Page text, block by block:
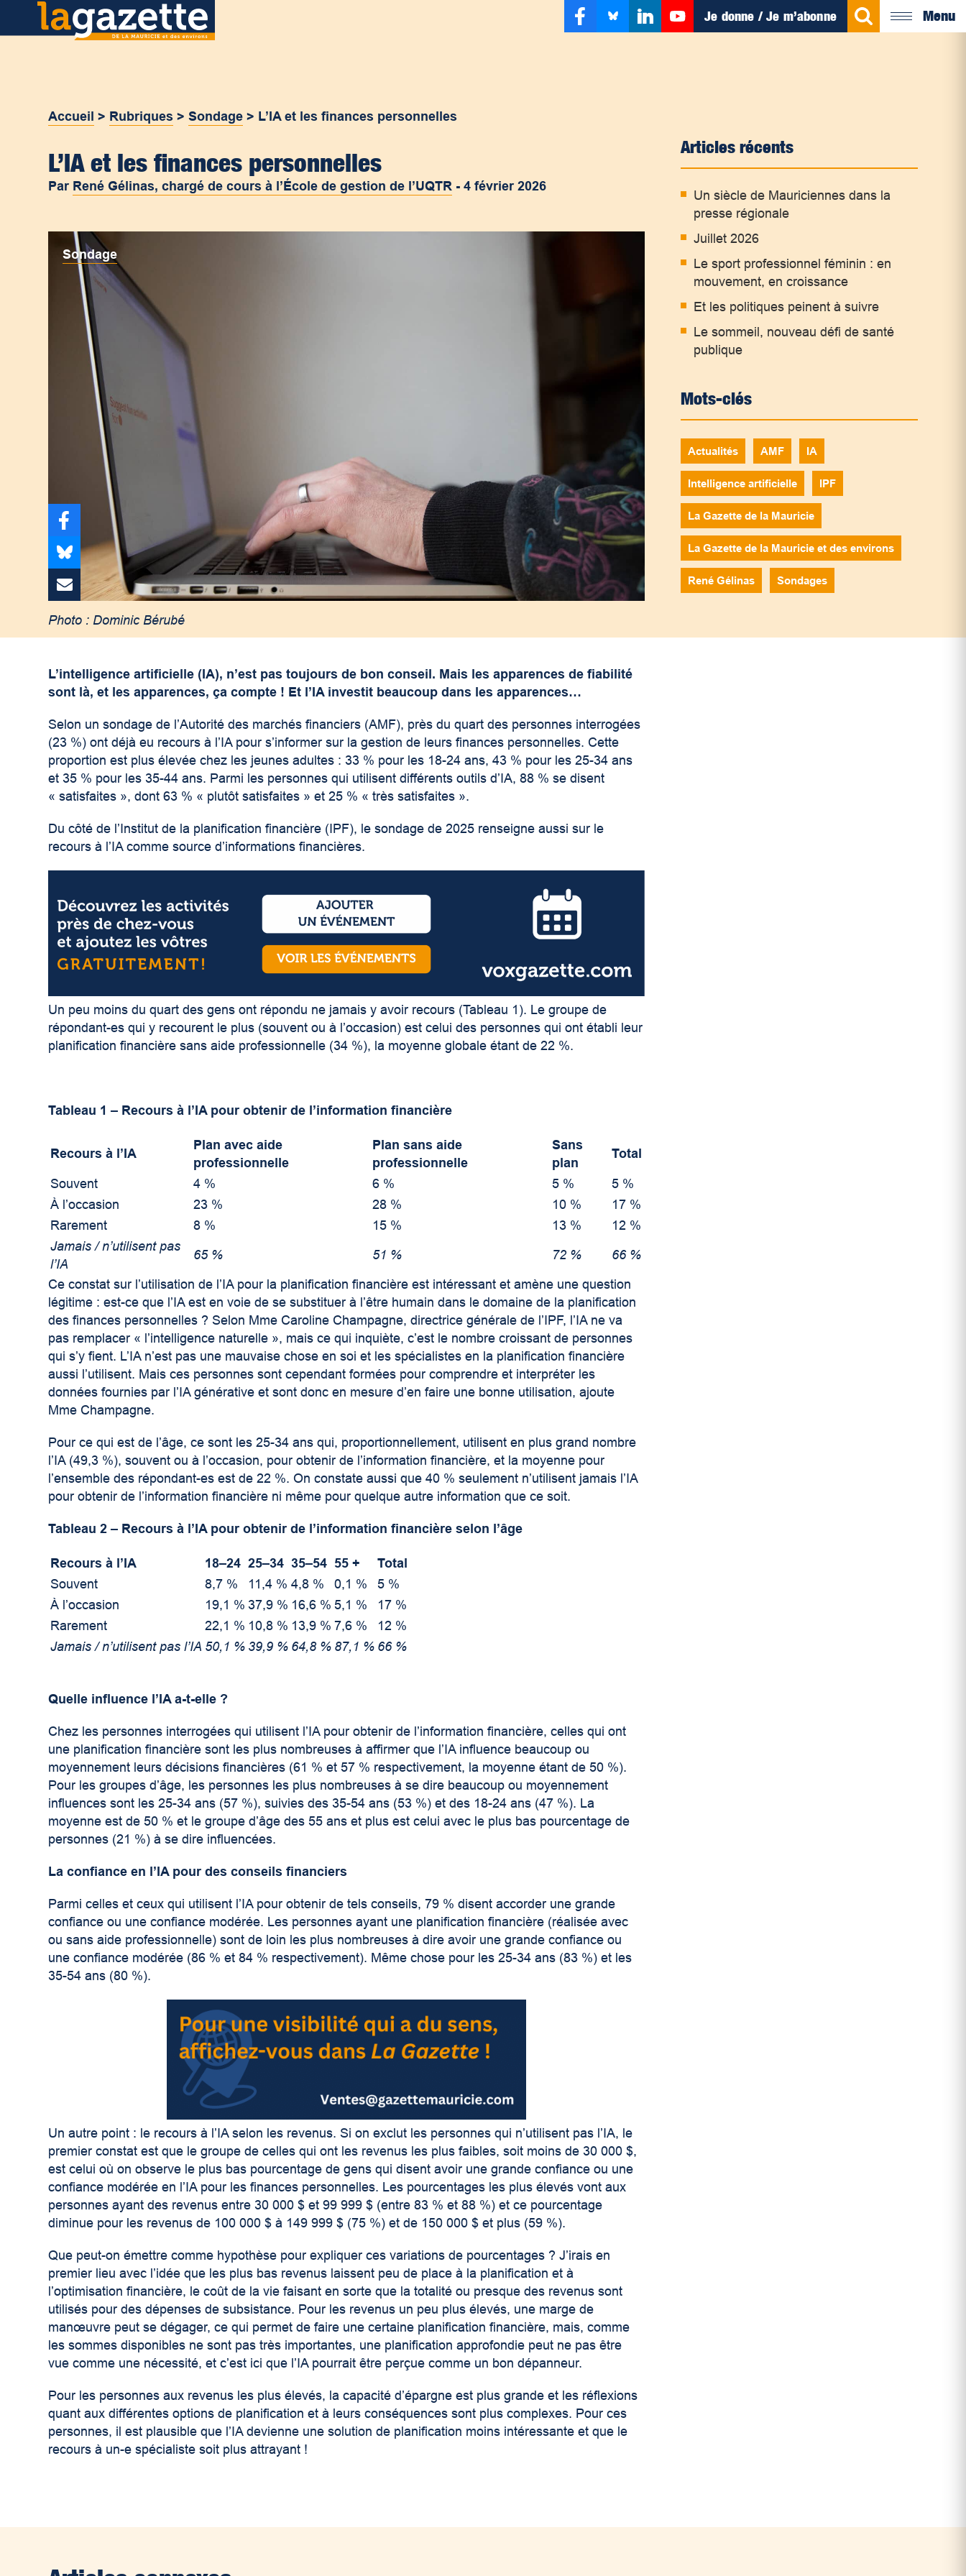
Je donne / Je m’abonne Menu
Accueil > Rubriques >Sondage > L’IA et les finances personnelles
L’IA et les finances personnelles
Par René Gélinas, chargé de cours à l’École de gestion de l’UQTR -4 février 2026
Sondage
Photo : Dominic Bérubé
L’intelligence artificielle (IA), n’est pas toujours de bon conseil. Mais les apparences de fiabilité
sont là, et les apparences, ça compte ! Et l’IA investit beaucoup dans les apparences…
Selon un sondage de l’Autorité des marchés financiers (AMF), près du quart des personnes interrogées
(23 %) ont déjà eu recours à l’IA pour s’informer sur la gestion de leurs finances personnelles. Cette
proportion est plus élevée chez les jeunes adultes : 33 % pour les 18-24 ans, 43 % pour les 25-34 ans
et 35 % pour les 35-44 ans. Parmi les personnes qui utilisent différents outils d’IA, 88 % se disent
« satisfaites », dont 63 % « plutôt satisfaites » et 25 % « très satisfaites ».
Du côté de l’Institut de la planification financière (IPF), le sondage de 2025 renseigne aussi sur le
recours à l’IA comme source d’informations financières.
Un peu moins du quart des gens ont répondu ne jamais y avoir recours (Tableau 1). Le groupe de
répondant-es qui y recourent le plus (souvent ou à l’occasion) est celui des personnes qui ont établi leur
planification financière sans aide professionnelle (34 %), la moyenne globale étant de 22 %.
Tableau 1 – Recours à l’IA pour obtenir de l’information financière
Recours à l’IA
Plan avec aide
professionnelle
Plan sans aide
professionnelle
Sans
plan
Total
Souvent 4 % 6 % 5 %
5 %
À l’occasion
23 % 28 % 10 %
17 %
Rarement
8 % 15 % 13 %
12 %
Jamais / n’utilisent pas
l’IA
65 % 51 % 72 % 66 %
Ce constat sur l’utilisation de l’IA pour la planification financière est intéressant et amène une question
légitime : est-ce que l’IA est en voie de se substituer à l’être humain dans le domaine de la planification
des finances personnelles ? Selon M me Caroline Champagne, directrice générale de l’IPF, l’IA ne va
pas remplacer « l’intelligence naturelle », mais ce qui inquiète, c’est le nombre croissant de personnes
qui s’y fient. L’IA n’est pas une mauvaise chose en soi et les spécialistes en la planification financière
aussi l’utilisent. Mais ces personnes sont cependant formées pour comprendre et interpréter les
données fournies par l’IA générative et sont donc en mesure d’en faire une bonne utilisation, ajoute
M me Champagne.
Pour ce qui est de l’âge, ce sont les 25-34 ans qui, proportionnellement, utilisent en plus grand nombre
l’IA (49,3 %), souvent ou à l’occasion, pour obtenir de l’information financière, et la moyenne pour
l’ensemble des répondant-es est de 22 %. On constate aussi que 40 % seulement n’utilisent jamais l’IA
pour obtenir de l’information financière ni même pour quelque autre information que ce soit.
Tableau 2 – Recours à l’IA pour obtenir de l’information financière selon l’âge
Recours à l’IA 18–24 25–34 35–54 55 +
Total
Souvent
8,7 % 11,4 % 4,8 % 0,1 %
5 %
À l’occasion
19,1 % 37,9 % 16,6 % 5,1 %
17 %
Rarement
22,1 % 10,8 % 13,9 % 7,6 %
12 %
Jamais / n’utilisent pas l’IA 50,1 % 39,9 % 64,8 % 87,1 % 66 %
Quelle influence l’IA a-t-elle ?
Chez les personnes interrogées qui utilisent l’IA pour obtenir de l’information financière, celles qui ont
une planification financière sont les plus nombreuses à affirmer que l’IA influence beaucoup ou
moyennement leurs décisions financières (61 % et 57 % respectivement, la moyenne étant de 50 %).
Pour les groupes d’âge, les personnes les plus nombreuses à se dire beaucoup ou moyennement
influences sont les 25-34 ans (57 %), suivies des 35-54 ans (53 %) et des 18-24 ans (47 %). La
moyenne est de 50 % et le groupe d’âge des 55 ans et plus est celui avec le plus bas pourcentage de
personnes (21 %) à se dire influencées.
La confiance en l’IA pour des conseils financiers
Parmi celles et ceux qui utilisent l’IA pour obtenir de tels conseils, 79 % disent accorder une grande
confiance ou une confiance modérée. Les personnes ayant une planification financière (réalisée avec
ou sans aide professionnelle) sont de loin les plus nombreuses à dire avoir une grande confiance ou
une confiance modérée (86 % et 84 % respectivement). Même chose pour les 25-34 ans (83 %) et les
35-54 ans (80 %).
Un autre point : le recours à l’IA selon les revenus. Si on exclut les personnes qui n’utilisent pas l’IA, le
premier constat est que le groupe de celles qui ont les revenus les plus faibles, soit moins de 30 000 $,
est celui où on observe le plus bas pourcentage de gens qui disent avoir une grande confiance ou une
confiance modérée en l’IA pour les finances personnelles. Les pourcentages les plus élevés vont aux
personnes ayant des revenus entre 30 000 $ et 99 999 $ (entre 83 % et 88 %) et ce pourcentage
diminue pour les revenus de 100 000 $ à 149 999 $ (75 %) et de 150 000 $ et plus (59 %).
Que peut-on émettre comme hypothèse pour expliquer ces variations de pourcentages ? J’irais en
premier lieu avec l’idée que les plus bas revenus laissent peu de place à la planification et à
l’optimisation financière, le coût de la vie faisant en sorte que la totalité ou presque des revenus sont
utilisés pour des dépenses de subsistance. Pour les revenus un peu plus élevés, une marge de
manœuvre peut se dégager, ce qui permet de faire une certaine planification financière, mais, comme
les sommes disponibles ne sont pas très importantes, une planification approfondie peut ne pas être
vue comme une nécessité, et c’est ici que l’IA pourrait être perçue comme un bon dépanneur.
Pour les personnes aux revenus les plus élevés, la capacité d’épargne est plus grande et les réflexions
quant aux différentes options de planification et à leurs conséquences sont plus complexes. Pour ces
personnes, il est plausible que l’IA devienne une solution de planification moins intéressante et que le
recours à un-e spécialiste soit plus attrayant !
Articles récents
Un siècle de Mauriciennes dans la
presse régionale
Juillet 2026
Le sport professionnel féminin : en
mouvement, en croissance
Et les politiques peinent à suivre
Le sommeil, nouveau défi de santé
publique
Mots-clés
Actualités AMF IA
Intelligence artificielle IPF
La Gazette de la Mauricie
La Gazette de la Mauricie et des environs
René Gélinas Sondages